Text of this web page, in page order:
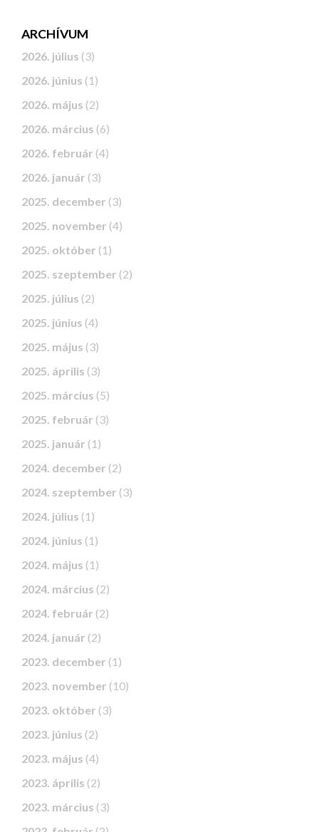
ARCHÍVUM
2026. július (3)
2026. június (1)
2026. május (2)
2026. március (6)
2026. február (4)
2026. január (3)
2025. december (3)
2025. november (4)
2025. október (1)
2025. szeptember (2)
2025. július (2)
2025. június (4)
2025. május (3)
2025. április (3)
2025. március (5)
2025. február (3)
2025. január (1)
2024. december (2)
2024. szeptember (3)
2024. július (1)
2024. június (1)
2024. május (1)
2024. március (2)
2024. február (2)
2024. január (2)
2023. december (1)
2023. november (10)
2023. október (3)
2023. június (2)
2023. május (4)
2023. április (2)
2023. március (3)